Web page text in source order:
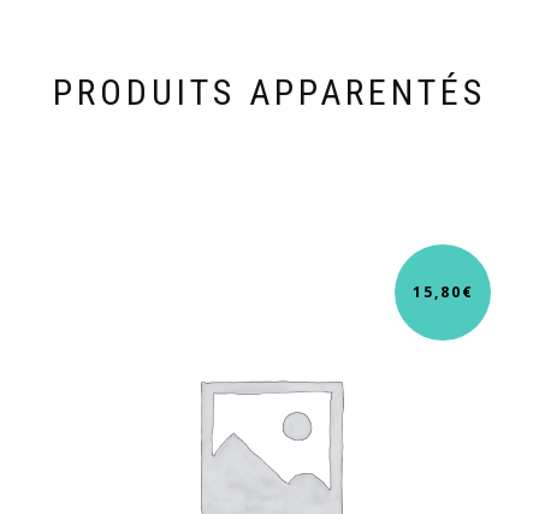
PRODUITS APPARENTÉS
15,80€